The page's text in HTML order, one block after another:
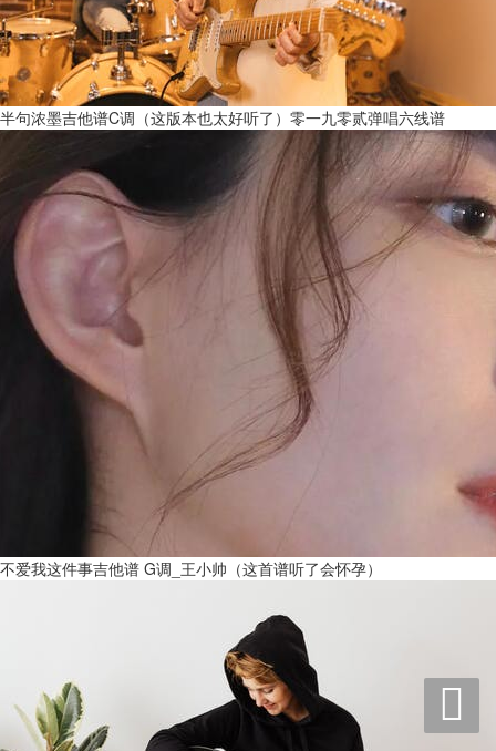
半句浓墨吉他谱C调（这版本也太好听了）零一九零贰弹唱六线谱
不爱我这件事吉他谱 G调_王小帅（这首谱听了会怀孕）
